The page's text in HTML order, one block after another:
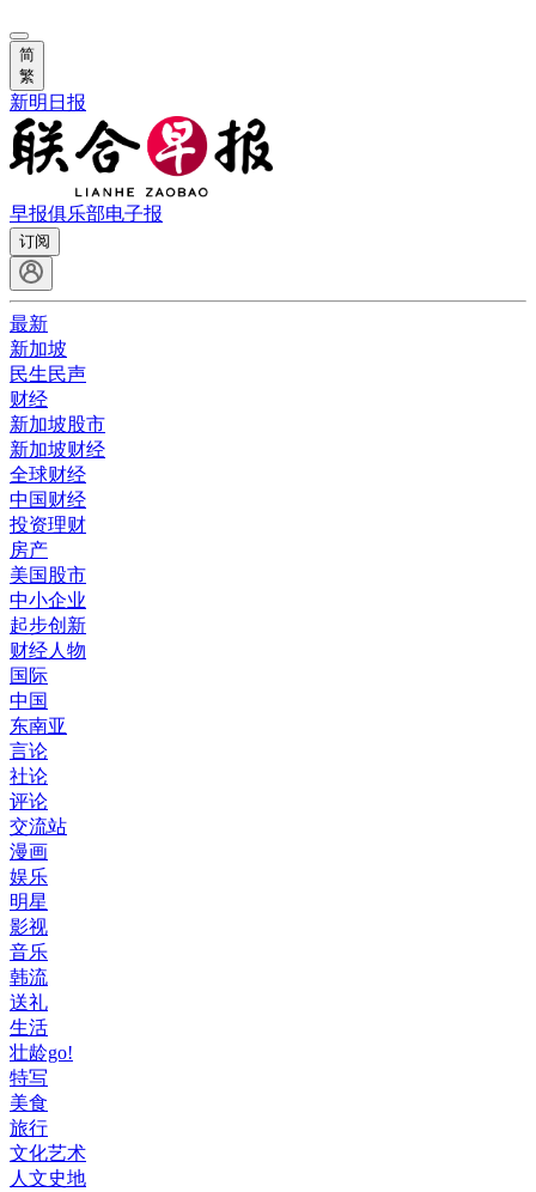
简
繁
新明日报
早报俱乐部电子报
订阅
最新
新加坡
民生民声
财经
新加坡股市
新加坡财经
全球财经
中国财经
投资理财
房产
美国股市
中小企业
起步创新
财经人物
国际
中国
东南亚
言论
社论
评论
交流站
漫画
娱乐
明星
影视
音乐
韩流
送礼
生活
壮龄go!
特写
美食
旅行
文化艺术
人文史地